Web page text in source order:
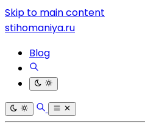
Skip to main content
stihomaniya.ru
Blog